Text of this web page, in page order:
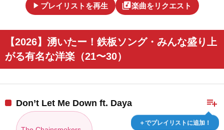
play_arrow プレイリストを再生 library_music楽曲をリクエスト
【2026】湧いたー！鉄板ソング・みんな盛り上
がる有名な洋楽（21〜30）
playlist_add
＋でプレイリストに追加！
Don’t Let Me Down ft. Daya